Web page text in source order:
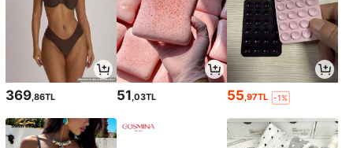
369,86TL 51,03TL 55,97TL -1%